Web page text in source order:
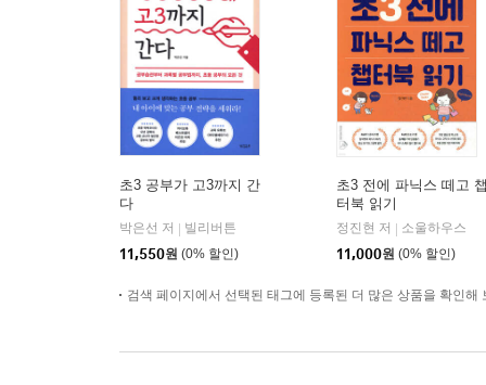
초3 공부가 고3까지 간
다
박은선 저 | 빌리버튼
11,550원 (0% 할인)
초3 전에 파닉스 떼고
터북 읽기
정진현 저 | 소울하우스
11,000원 (0% 할인)
검색 페이지에서 선택된 태그에 등록된 더 많은 상품을 확인해